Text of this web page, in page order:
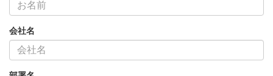
会社名